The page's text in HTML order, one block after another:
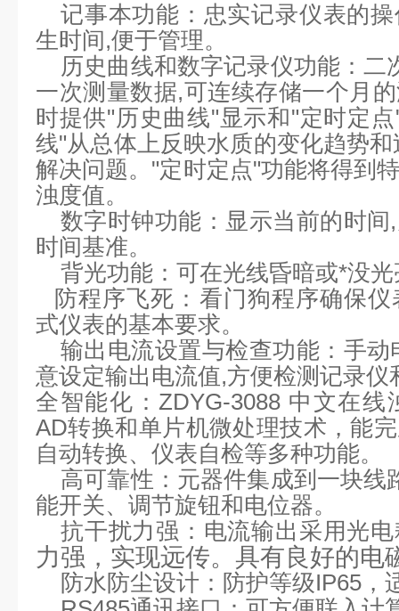
记事本功能：忠实记录仪表的
生时间,便于管理。
历史曲线和数字记录仪功能：二
一次测量数据,可连续存储一个月
时提供"历史曲线"显示和"定时定
线"从总体上反映水质的变化趋势
解决问题。"定时定点"功能将得到
浊度值。
数字时钟功能：显示当前的时
时间基准。
背光功能：可在光线昏暗或*没
防程序飞死：看门狗程序确保
式仪表的基本要求。
输出电流设置与检查功能：手
意设定输出电流值,方便检测记录仪
全智能化：ZDYG-3088 中文在
AD转换和单片机微处理技术，能
自动转换、仪表自检等多种功能。
高可靠性：元器件集成到一块线
能开关、调节旋钮和电位器。
抗干扰力强：电流输出采用光
力强，实现远传。具有良好的电
防水防尘设计：防护等级IP65，